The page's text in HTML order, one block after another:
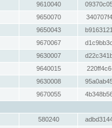
9610040
9650070
9650043
9670067
9630007
9640015
9630008
9670055
580240